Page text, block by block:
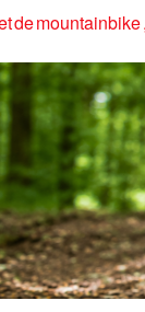
de mountainbike